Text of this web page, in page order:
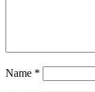
Name *